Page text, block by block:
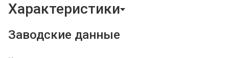
Характеристики
Заводские данные